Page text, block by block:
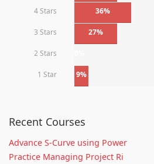
4 Stars 36%
3 Stars 27%
2 Stars
1 Star 9%
Recent Courses
Advance S-Curve using Power
Practice Managing Project Ri